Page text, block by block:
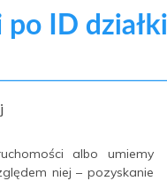
albo umiemy
niej – pozyskanie